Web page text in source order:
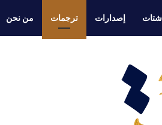
إصدارات ترجمات من نحن